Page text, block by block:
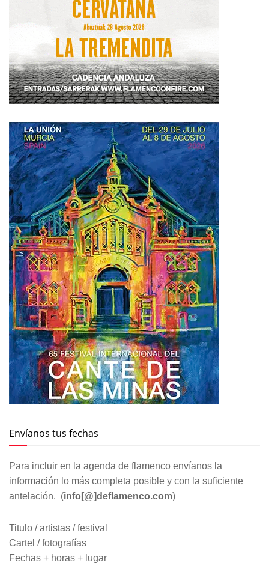
Envíanos tus fechas
Para incluir en la agenda de flamenco envíanos la
información lo más completa posible y con la suficiente
antelación. (info[@]deflamenco.com)
Titulo / artistas / festival
Cartel / fotografías
Fechas + horas + lugar